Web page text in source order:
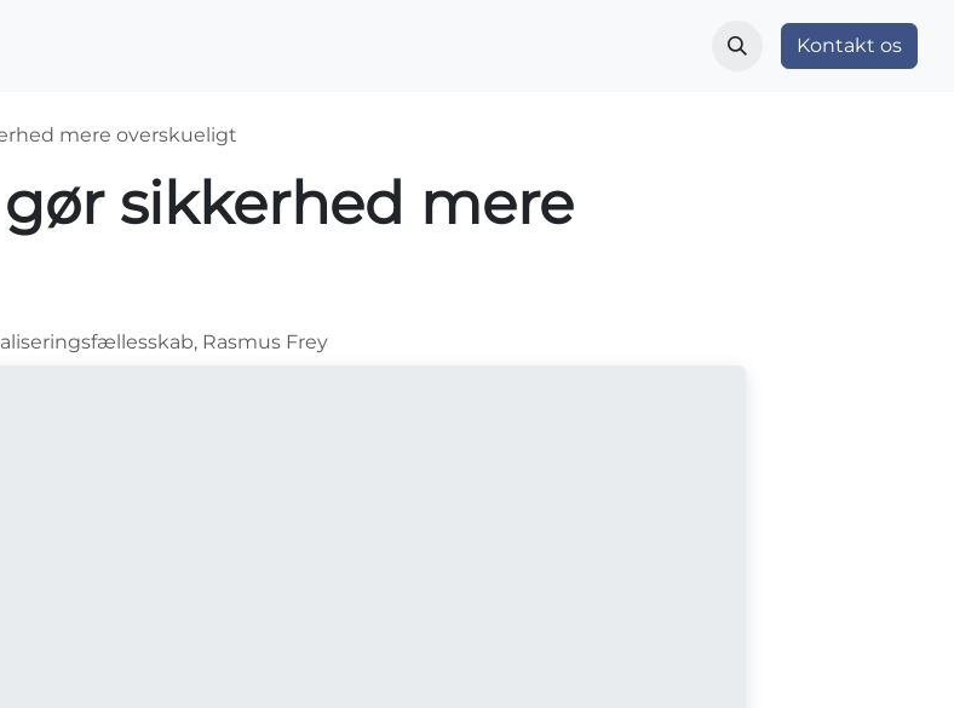
Vær med Om OS2
Kontakt os
mere overskueligt
gør sikkerhed mere
Rasmus Frey